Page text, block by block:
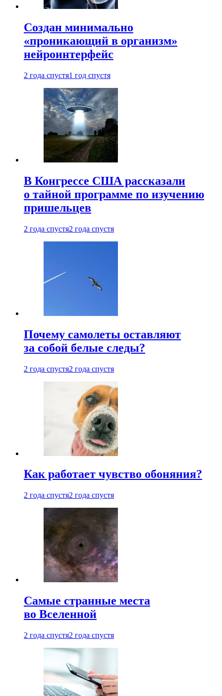
Создан минимально
«проникающий в организм»
нейроинтерфейс
2 года спустя1 год спустя
В Конгрессе США рассказали
о тайной программе по изучению
пришельцев
2 года спустя2 года спустя
Почему самолеты оставляют
за собой белые следы?
2 года спустя2 года спустя
Как работает чувство обоняния?
2 года спустя2 года спустя
Самые странные места
во Вселенной
2 года спустя2 года спустя